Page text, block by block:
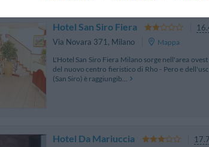
Hotel San Siro Fiera
Via Novara 371, Milano
Mappa
L'Hotel San Siro Fiera Milano sorge nell'area
del nuovo centro fieristico di Rho - Pero e
(San Siro) è raggiungib...
Hotel Da Mariuccia